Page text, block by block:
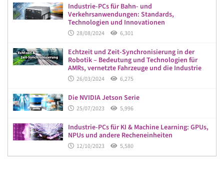
Industrie-PCs für Bahn- und
Verkehrsanwendungen: Standards,
Technologien und Innovationen
28/08/2024 6,301
Echtzeit und Zeit-Synchronisierung in der
Robotik – Bedeutung und Technologien für
AMRs, vernetzte Fahrzeuge und die Industrie
26/03/2024 6,275
Die NVIDIA Jetson Serie
25/07/2023 5,996
Industrie-PCs für KI & Machine Learning: GPUs,
NPUs und andere Recheneinheiten
12/10/2023 5,580